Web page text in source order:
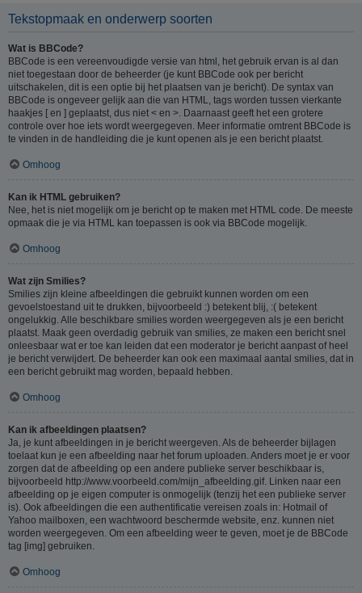
Tekstopmaak en onderwerp soorten
Wat is BBCode?
BBCode is een vereenvoudigde versie van html, het gebruik ervan is al dan
niet toegestaan door de beheerder (je kunt BBCode ook per bericht
uitschakelen, dit is een optie bij het plaatsen van je bericht). De syntax van
BBCode is ongeveer gelijk aan die van HTML, tags worden tussen vierkante
haakjes [ en ] geplaatst, dus niet < en >. Daarnaast geeft het een grotere
controle over hoe iets wordt weergegeven. Meer informatie omtrent BBCode is
te vinden in de handleiding die je kunt openen als je een bericht plaatst.
Omhoog
Kan ik HTML gebruiken?
Nee, het is niet mogelijk om je bericht op te maken met HTML code. De meeste
opmaak die je via HTML kan toepassen is ook via BBCode mogelijk.
Omhoog
Wat zijn Smilies?
Smilies zijn kleine afbeeldingen die gebruikt kunnen worden om een
gevoelstoestand uit te drukken, bijvoorbeeld :) betekent blij, :( betekent
ongelukkig. Alle beschikbare smilies worden weergegeven als je een bericht
plaatst. Maak geen overdadig gebruik van smilies, ze maken een bericht snel
onleesbaar wat er toe kan leiden dat een moderator je bericht aanpast of heel
je bericht verwijdert. De beheerder kan ook een maximaal aantal smilies, dat in
een bericht gebruikt mag worden, bepaald hebben.
Omhoog
Kan ik afbeeldingen plaatsen?
Ja, je kunt afbeeldingen in je bericht weergeven. Als de beheerder bijlagen
toelaat kun je een afbeelding naar het forum uploaden. Anders moet je er voor
zorgen dat de afbeelding op een andere publieke server beschikbaar is,
bijvoorbeeld http://www.voorbeeld.com/mijn_afbeelding.gif. Linken naar een
afbeelding op je eigen computer is onmogelijk (tenzij het een publieke server
is). Ook afbeeldingen die een authentificatie vereisen zoals in: Hotmail of
Yahoo mailboxen, een wachtwoord beschermde website, enz. kunnen niet
worden weergegeven. Om een afbeelding weer te geven, moet je de BBCode
tag [img] gebruiken.
Omhoog